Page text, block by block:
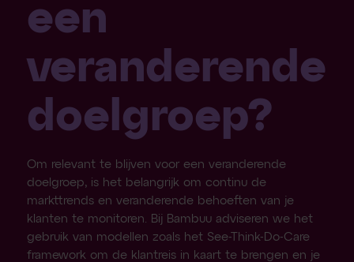
een
veranderende
doelgroep?
Om relevant te blijven voor een veranderende
doelgroep, is het belangrijk om continu de
markttrends en veranderende behoeften van je
klanten te monitoren. Bij Bambuu adviseren we het
gebruik van modellen zoals het See-Think-Do-Care
framework om de klantreis in kaart te brengen en je